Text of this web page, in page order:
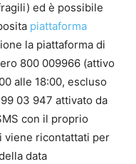
ed è possibile
piattaforma
la piattaforma di
800 009966 (attivo
alle 18:00, escluso
03 947 attivato da
con il proprio
viene ricontattati per
data